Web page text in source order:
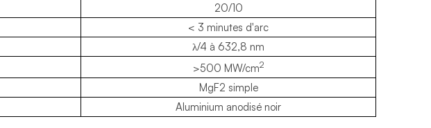
20/10
< 3 minutes d'arc
λ/4 à 632,8 nm
>500 MW/cm2
MgF2 simple
Aluminium anodisé noir